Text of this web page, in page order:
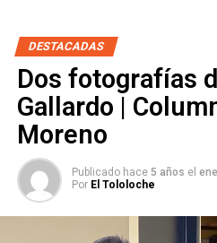
DESTACADAS
Dos fotografías
Gallardo |
Moreno
Publicado hace 5 años el
Por El Tololoche